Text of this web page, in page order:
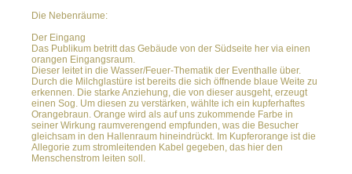
Die Nebenräume:
Der Eingang
Das Publikum betritt das Gebäude von der Südseite her via einen
orangen Eingangsraum.
Dieser leitet in die Wasser/Feuer-Thematik der Eventhalle über.
Durch die Milchglastüre ist bereits die sich öffnende blaue Weite zu
erkennen. Die starke Anziehung, die von dieser ausgeht, erzeugt
einen Sog. Um diesen zu verstärken, wählte ich ein kupferhaftes
Orangebraun. Orange wird als auf uns zukommende Farbe in
seiner Wirkung raumverengend empfunden, was die Besucher
gleichsam in den Hallenraum hineindrückt. Im Kupferorange ist die
Allegorie zum stromleitenden Kabel gegeben, das hier den
Menschenstrom leiten soll.